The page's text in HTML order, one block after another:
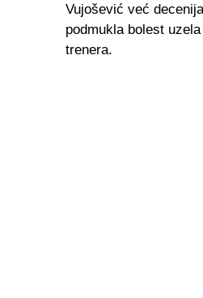
Vujošević već
podmukla bolest
trenera.